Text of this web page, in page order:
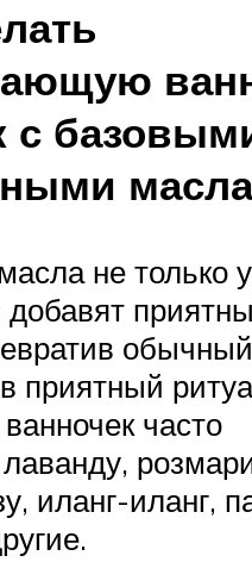
с
не только
добавят
приятный
часто
иланг-иланг,